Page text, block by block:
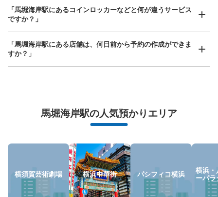
荷物の破損、盗難等万が一に備えた保証も完備で安心
「馬堀海岸駅にあるコインロッカーなどと何が違うサービス
ですか？」
「馬堀海岸駅にある店舗は、何日前から予約の作成ができま
すか？」
馬堀海岸駅の人気預かりエリア
横須賀芸術劇場 横浜中華街 パシフィコ横浜
横浜・
ーパラ